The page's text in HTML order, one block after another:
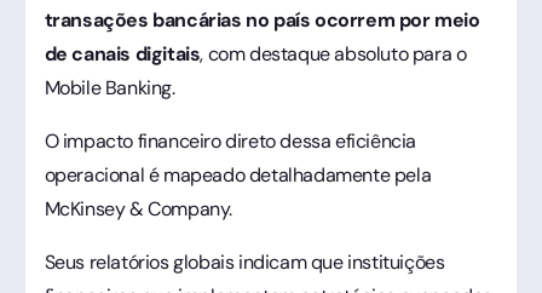
transações bancárias no país ocorrem por meio
de canais digitais, com destaque absoluto para o
Mobile Banking.
O impacto financeiro direto dessa eficiência
operacional é mapeado detalhadamente pela
McKinsey & Company.
Seus relatórios globais indicam que instituições